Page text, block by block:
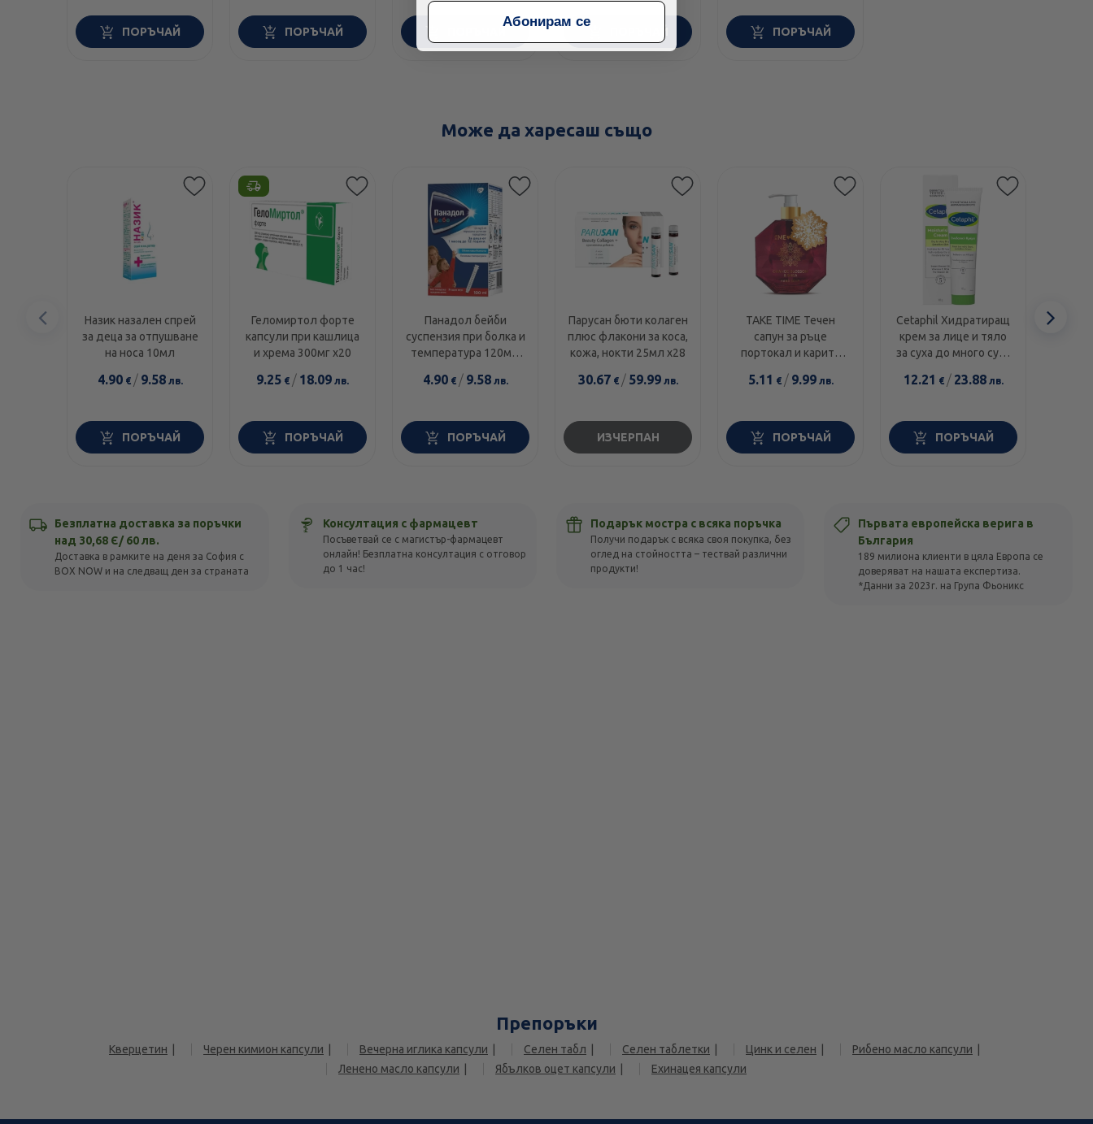
ПОРЪЧАЙ ПОРЪЧАЙ ПОРЪЧАЙ
Може да харесаш също
Назик назален спрей
за деца за отпушване
на носа 10мл
4.90€ / 9.58лв.
ПОРЪЧАЙ
Геломиртол форте
капсули при кашлица
и хрема 300мг х20
9.25 € / 18.09 лв.
ПОРЪЧАЙ
Панадол бейби
суспензия при болка и
температура 120мг/
4.90€ / 9.58лв.
ПОРЪЧАЙ
Парусан бюти колаген
плюс флакони за коса,
кожа, нокти 25мл х28
30.67 € / 59.99лв.
ИЗЧЕРПАН
TAKE TIME Течен
сапун за ръце
портокал и карите
5.11 € / 9.99лв.
ПОРЪЧАЙ
Cetaphil Хидратиращ
крем за лице и тяло
за суха до много суха
100г
12.21 € / 23.88лв.
ПОРЪЧАЙ
Предишен
елемент
Безплатна доставка за поръчки
над 30,68 Є/ 60 лв.
Доставка в рамките на деня за София с
BOX NOW и на следващ ден за страната
Консултация с фармацевт
Посъветвай се с магистър-фармацевт
онлайн! Безплатна консултация с отговор
до 1 час!
Подарък мостра с всяка поръчка
Получи подарък с всяка своя покупка, без
оглед на стойността – тествай различни
продукти!
Първата европейска верига в
България
189 милиона клиенти в цяла Европа се
доверяват на нашата експертиза.
*Данни за 2023г. на Група Фьоникс
Препоръки
Кверцетин Черен кимион капсули Вечерна иглика капсули Селен табл Селен таблетки Цинк и селен
Рибено масло капсули
Ленено масло капсули
Ябълков оцет капсули Ехинацея капсули
Абонирам се